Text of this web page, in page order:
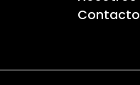
Contacto